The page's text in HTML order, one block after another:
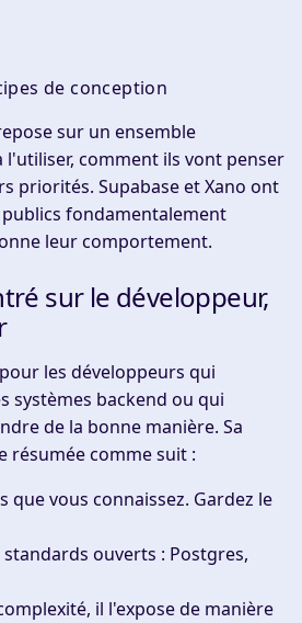
de conception
sur un ensemble
l'utiliser, comment ils vont penser
priorités. Supabase et Xano ont
fondamentalement
leur comportement.
sur le développeur,
les développeurs qui
systèmes backend ou qui
de la bonne manière. Sa
résumée comme suit :
que vous connaissez. Gardez le
ouverts : Postgres,
il l'expose de manière